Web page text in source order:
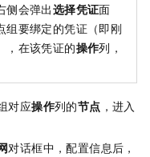
侧会弹出选择凭证面
组要绑定的凭证（即刚
，在该凭证的操作列，
对应操作列的节点 ，进入
对话框中，配置信息后，